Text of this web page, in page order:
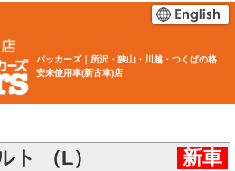
パッカーズ｜所沢・狭山・川越・つくばの格
安未使用車(新古車)店
ト （L） 新車